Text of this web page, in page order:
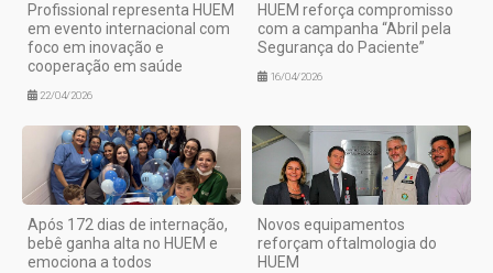
Profissional representa HUEM
em evento internacional com
foco em inovação e
cooperação em saúde
22/04/2026
HUEM reforça compromisso
com a campanha “Abril pela
Segurança do Paciente”
16/04/2026
Após 172 dias de internação,
bebê ganha alta no HUEM e
emociona a todos
Novos equipamentos
reforçam oftalmologia do
HUEM